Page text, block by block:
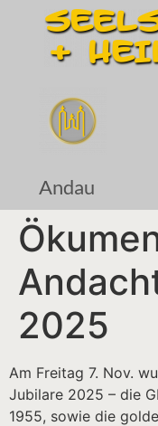
Andau
2025
Am Freitag 7. Nov.
Jubilare 2025 – die
1955, sowie die